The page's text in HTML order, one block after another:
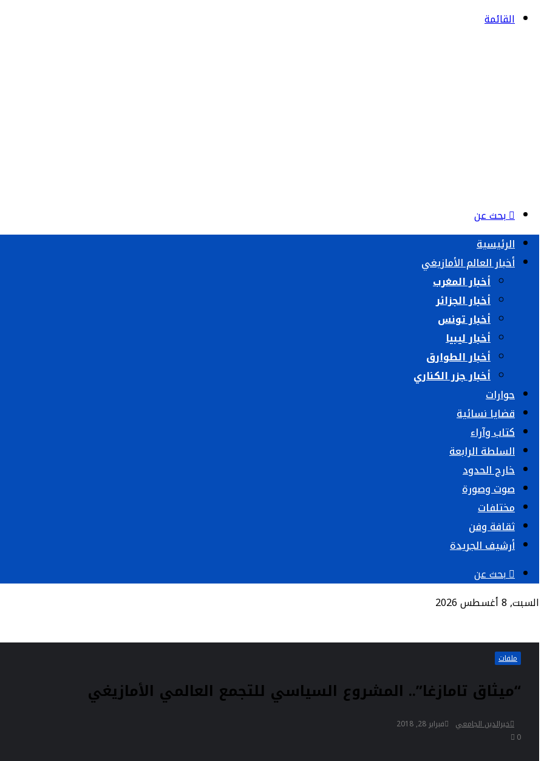
القائمة
بحث عن
الرئيسية
أخبار العالم الأمازيغي
أخبار المغرب
أخبار الجزائر
أخبار تونس
أخبار ليبيا
أخبار الطوارق
أخبار جزر الكناري
حوارات
قضايا نسائية
كتاب وآراء
السلطة الرابعة
خارج الحدود
صوت وصورة
مختلفات
ثقافة وفن
أرشيف الجريدة
بحث عن
السبت, 8 أغسطس 2026
ملفات
“ميثاق تامازغا”.. المشروع السياسي للتجمع العالمي الأمازيغي
خيرالدين الجامعي
فبراير 28, 2018
0